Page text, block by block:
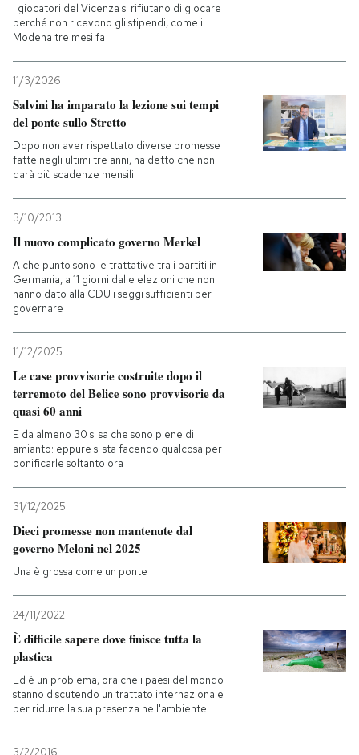
I giocatori del Vicenza si rifiutano di giocare
perché non ricevono gli stipendi, come il
Modena tre mesi fa
11/3/2026
Salvini ha imparato la lezione sui tempi
del ponte sullo Stretto
Dopo non aver rispettato diverse promesse
fatte negli ultimi tre anni, ha detto che non
darà più scadenze mensili
3/10/2013
Il nuovo complicato governo Merkel
A che punto sono le trattative tra i partiti in
Germania, a 11 giorni dalle elezioni che non
hanno dato alla CDU i seggi sufficienti per
governare
11/12/2025
Le case provvisorie costruite dopo il
terremoto del Belice sono provvisorie da
quasi 60 anni
E da almeno 30 si sa che sono piene di
amianto: eppure si sta facendo qualcosa per
bonificarle soltanto ora
31/12/2025
Dieci promesse non mantenute dal
governo Meloni nel 2025
Una è grossa come un ponte
24/11/2022
È difficile sapere dove finisce tutta la
plastica
Ed è un problema, ora che i paesi del mondo
stanno discutendo un trattato internazionale
per ridurre la sua presenza nell'ambiente
3/2/2016